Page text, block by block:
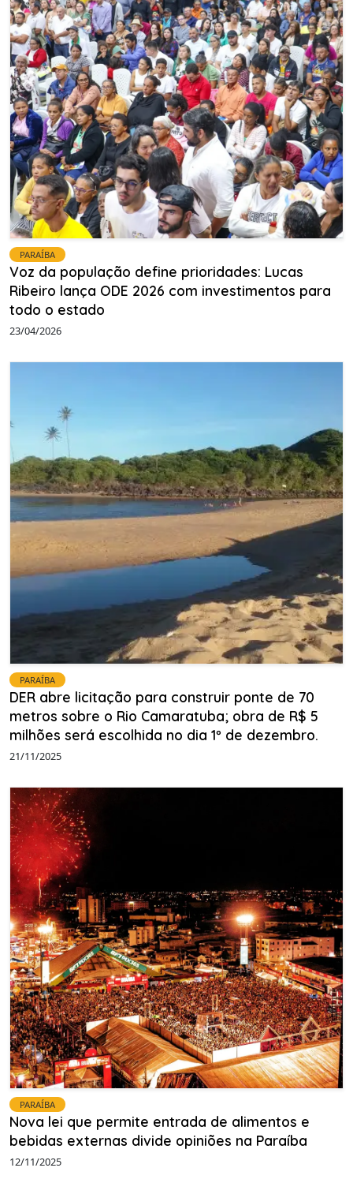
PARAÍBA
Voz da população define prioridades: Lucas
Ribeiro lança ODE 2026 com investimentos para
todo o estado
23/04/2026
PARAÍBA
DER abre licitação para construir ponte de 70
metros sobre o Rio Camaratuba; obra de R$ 5
milhões será escolhida no dia 1º de dezembro.
21/11/2025
PARAÍBA
Nova lei que permite entrada de alimentos e
bebidas externas divide opiniões na Paraíba
12/11/2025